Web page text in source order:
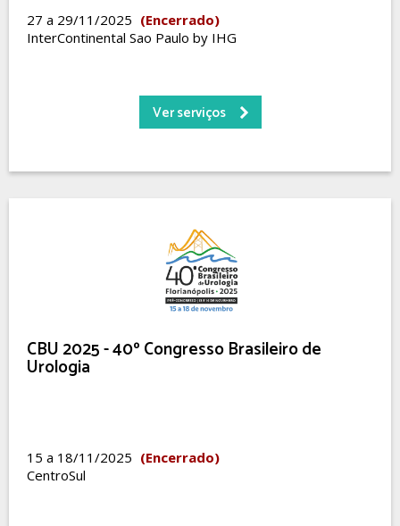
27 a 29/11/2025 (Encerrado)
InterContinental Sao Paulo by IHG
Ver serviços
CBU 2025 - 40º Congresso Brasileiro de
Urologia
15 a 18/11/2025 (Encerrado)
CentroSul